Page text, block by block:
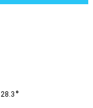
28.3 °